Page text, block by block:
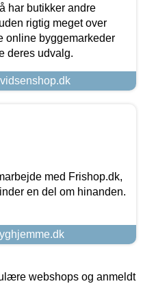
har butikker andre
rigtig meget over
online byggemarkeder
deres udvalg.
med Frishop.dk,
en del om hinanden.
webshops og anmeldt